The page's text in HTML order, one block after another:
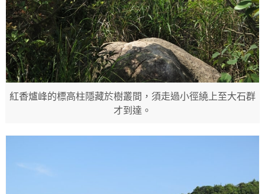
紅香爐峰的標高柱隱藏於樹叢間，須走過小徑繞上至大石群
才到達。